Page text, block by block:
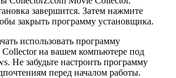
завершится. Затем нажмите
закрыть программу установщика.
использовать программу
на вашем компьютере под
Не забудьте настроить программу
перед началом работы.